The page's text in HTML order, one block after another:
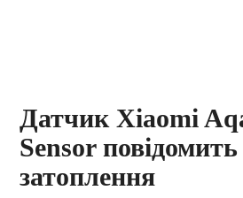
Датчик Xiaomi
Sensor
затоплення